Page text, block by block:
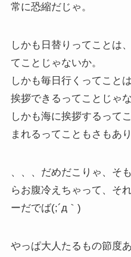
常に恐縮だじゃ。
しかも日替りってことは
てことじゃないか。
しかも毎日行くってこと
挨拶できるってことじゃな
しかも海に挨拶するって
まれるってこともさもあ
、、、だめだこりゃ、そ
らお腹冷えちゃって、そ
ーだでば(;´д｀)
やっぱ大人たるもの節度